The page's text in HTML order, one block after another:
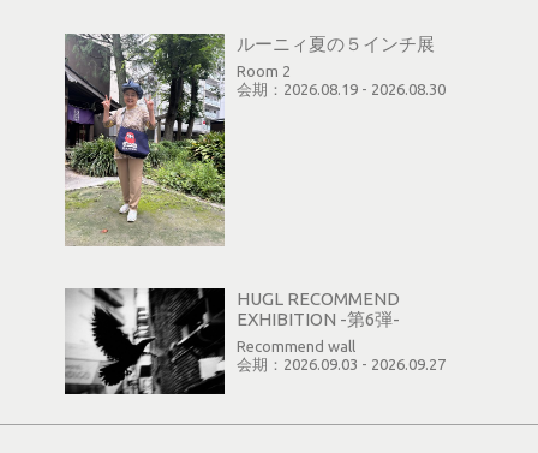
ルーニィ夏の５インチ展
Room 2
会期：2026.08.19 - 2026.08.30
HUGL RECOMMEND
EXHIBITION -第6弾-
Recommend wall
会期：2026.09.03 - 2026.09.27